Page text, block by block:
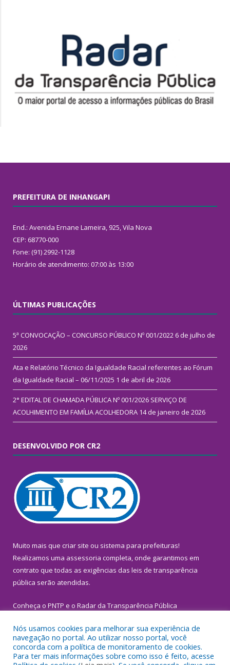
PREFEITURA DE INHANGAPI
End.: Avenida Ernane Lameira, 925, Vila Nova
CEP: 68770-000
Fone: (91) 2992-1128
Horário de atendimento: 07:00 às 13:00
ÚLTIMAS PUBLICAÇÕES
5ª CONVOCAÇÃO – CONCURSO PÚBLICO Nº 001/2022 6 de julho de
2026
Ata e Relatório Técnico da Igualdade Racial referentes ao Fórum
da Igualdade Racial – 06/11/2025 1 de abril de 2026
2° EDITAL DE CHAMADA PÚBLICA Nº 001/2026 SERVIÇO DE
ACOLHIMENTO EM FAMÍLIA ACOLHEDORA 14 de janeiro de 2026
DESENVOLVIDO POR CR2
Muito mais que criar site ou sistema para prefeituras!
Realizamos uma assessoria completa, onde garantimos em
contrato que todas as exigências das leis de transparência
pública serão atendidas.
Conheça o PNTP e o Radar da Transparência Pública
Todos os direitos reservados a Prefeitura Municipal de
Nós usamos cookies para melhorar sua experiência de
navegação no portal. Ao utilizar nosso portal, você
concorda com a política de monitoramento de cookies.
Para ter mais informações sobre como isso é feito, acesse